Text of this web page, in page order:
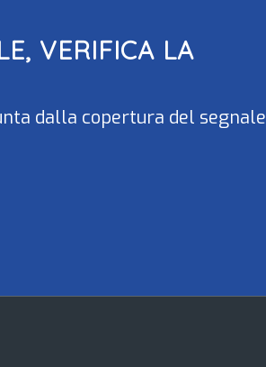
VERIFICA LA
dalla copertura del segnale